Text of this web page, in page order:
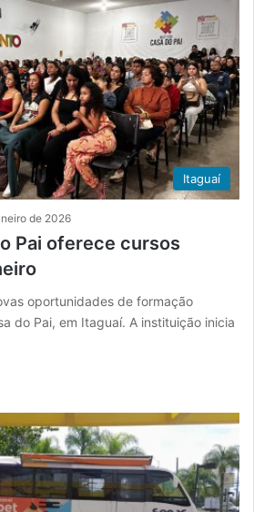
Itaguaí
de 2026
Pai oferece cursos
oportunidades de formação
do Pai, em Itaguaí. A instituição inicia